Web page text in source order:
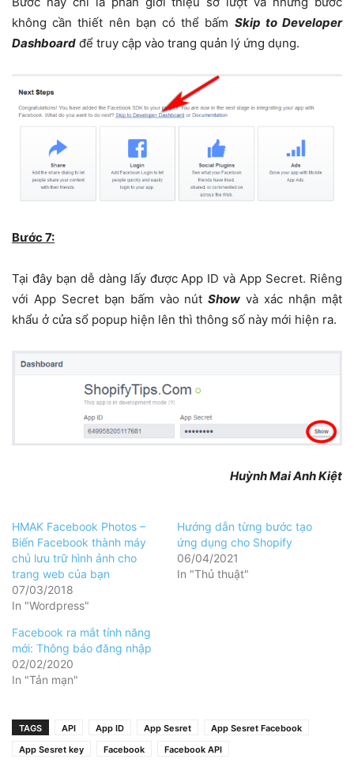
không cần thiết nên bạn có thể bấm Skip to Developer
Dashboard để truy cập vào trang quản lý ứng dụng.
Bước 7:
Tại đây bạn dễ dàng lấy được App ID và App Secret. Riêng
với App Secret bạn bấm vào nútShow và xác nhận mật
khẩu ở cửa sổ popup hiện lên thì thông số này mới hiện ra.
Huỳnh Mai Anh Kiệt
HMAK Facebook Photos –
Biến Facebook thành máy
chủ lưu trữ hình ảnh cho
trang web của bạn
07/03/2018
In "Wordpress"
Hướng dẫn từng bước tạo
ứng dụng cho Shopify
06/04/2021
In "Thủ thuật"
Facebook ra mắt tính năng
mới: Thông báo đăng nhập
02/02/2020
In "Tản mạn"
TAGS API App ID App Sesret
App Sesret Facebook
App Sesret key
Facebook Facebook API